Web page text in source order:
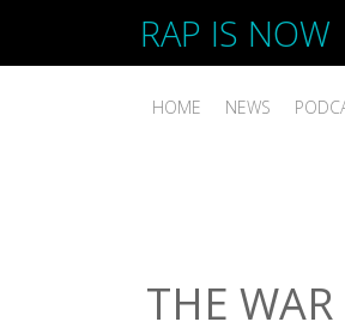
RAP IS NOW
HOME NEWS
THE